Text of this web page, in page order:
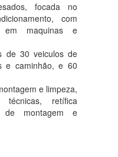
focada no
com
em maquinas e
de 30 veiculos de
e caminhão, e 60
e limpeza,
técnicas, retífica
de montagem e